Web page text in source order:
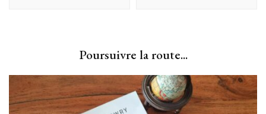
Poursuivre la route...